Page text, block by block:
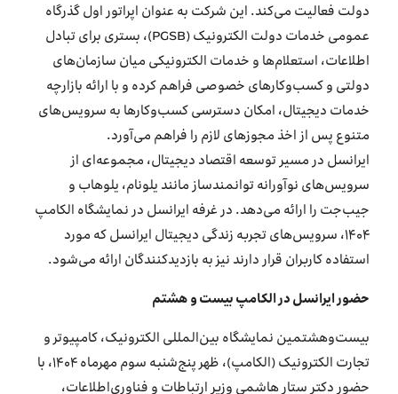
دولت فعالیت می‌کند. این شرکت به عنوان اپراتور اول گذرگاه
عمومی خدمات دولت الکترونیک (PGSB)، بستری برای تبادل
اطلاعات، استعلام‌ها و خدمات الکترونیکی میان سازمان‌های
دولتی و کسب‌وکارهای خصوصی فراهم کرده و با ارائه بازارچه
خدمات دیجیتال، امکان دسترسی کسب‌وکارها به سرویس‌های
متنوع پس از اخذ مجوزهای لازم را فراهم می‌آورد.
ایرانسل در مسیر توسعه اقتصاد دیجیتال، مجموعه‌ای از
سرویس‌های نوآورانه توانمندساز مانند یلونام، یلوهاب و
جیب‌جت‌ را ارائه می‌دهد. در غرفه ایرانسل در نمایشگاه الکامپ
۱۴۰۴، سرویس‌های تجربه زندگی دیجیتال ایرانسل که مورد
استفاده کاربران قرار دارند نیز به بازدیدکنندگان ارائه می‌شود.
حضور ایرانسل در الکامپ بیست و هشتم
بیست‌وهشتمین نمایشگاه بین‌المللی الکترونیک، کامپیوتر و
تجارت الکترونیک (الکامپ)، ظهر پنج‌شنبه سوم مهرماه ۱۴۰۴، با
حضور دکتر ستار هاشمی وزیر ارتباطات و فناوری‌اطلاعات،